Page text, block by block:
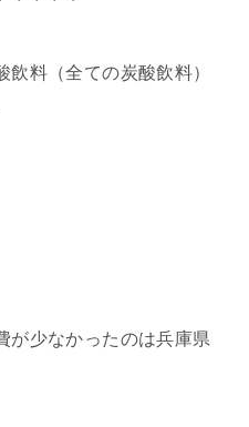
料（全ての炭酸飲料）
が少なかったのは兵庫県